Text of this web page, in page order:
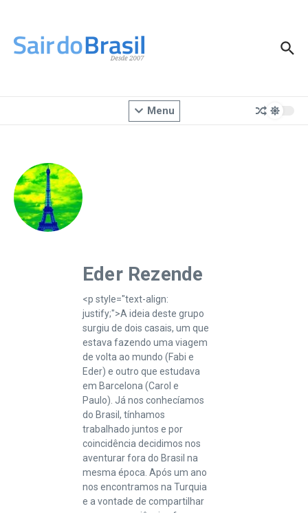
Menu
Eder Rezende
<p style="text-align:
justify;">A ideia deste grupo
surgiu de dois casais, um que
estava fazendo uma viagem
de volta ao mundo (Fabi e
Eder) e outro que estudava
em Barcelona (Carol e
Paulo). Já nos conhecíamos
do Brasil, tínhamos
trabalhado juntos e por
coincidência decidimos nos
aventurar fora do Brasil na
mesma época. Após um ano
nos encontramos na Turquia
e a vontade de compartilhar